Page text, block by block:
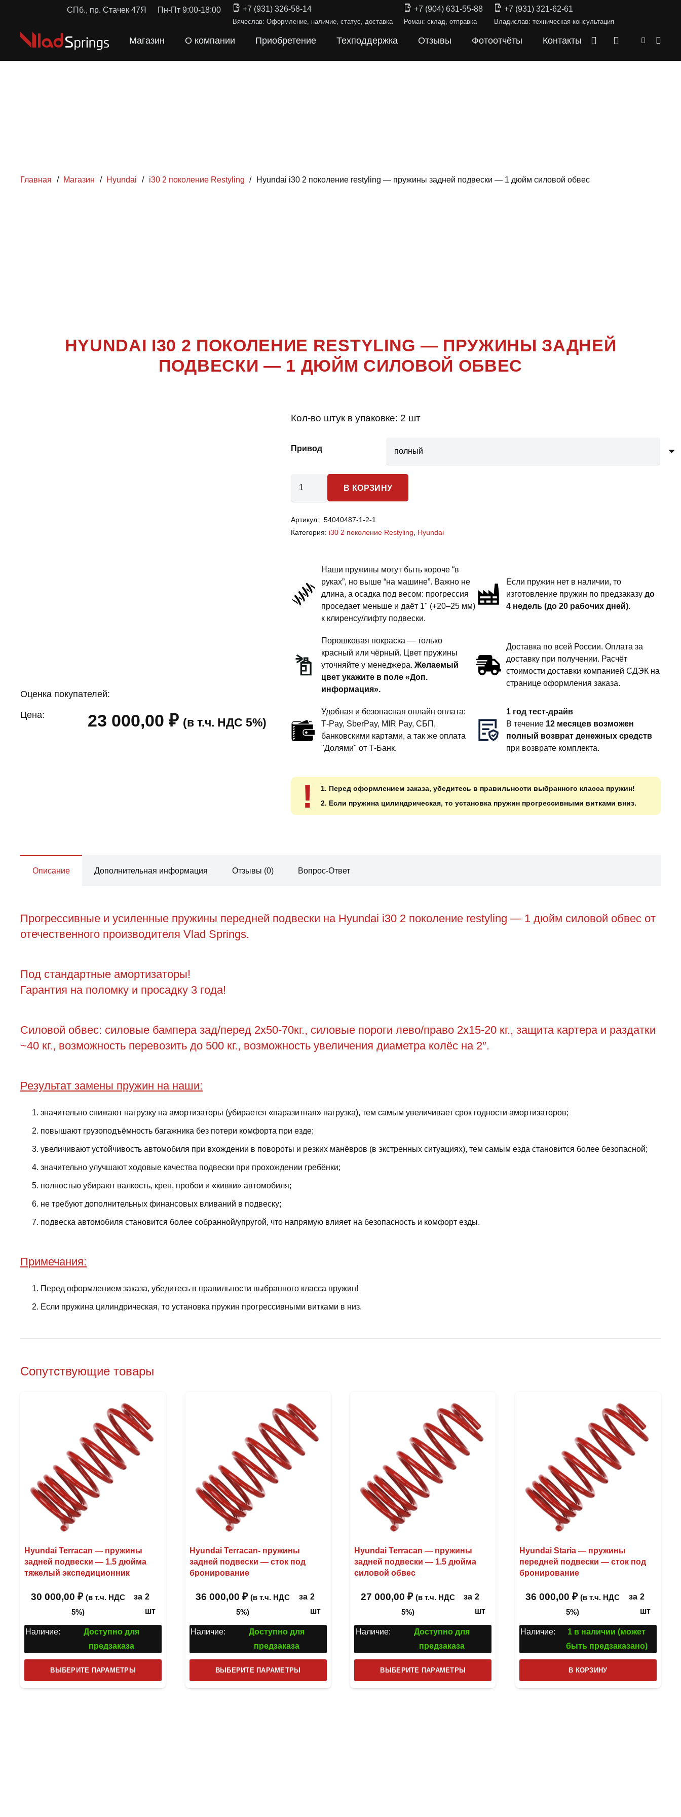
СПб., пр. Стачек 47Я Пн-Пт 9:00-18:00 +7 (931) 326-58-14
Вячеслав: Оформление, наличие, статус, доставка
+7 (904) 631-55-88
Роман: склад, отправка
+7 (931) 321-62-61
Владислав: техническая консультация
Магазин О компании Приобретение Техподдержка Отзывы Фотоотчёты Контакты
Главная / Магазин / Hyundai / i30 2 поколение Restyling / Hyundai i30 2 поколение restyling — пружины задней подвески — 1 дюйм силовой обвес
HYUNDAI
HYUNDAI I30 2 ПОКОЛЕНИЕ RESTYLING — ПРУЖИНЫ ЗАДНЕЙ
ПОДВЕСКИ — 1 ДЮЙМ СИЛОВОЙ ОБВЕС
Оценка покупателей:
Цена: 23 000,00₽ (в т.ч. НДС 5%)
Кол-во штук в упаковке: 2 шт
Привод
i30
2
пружины
задней
подвески
дюйм
силовой
В КОРЗИНУ
Артикул:
54040487-1-2-1
Категория: i30 2 поколение Restyling Hyundai
Наши пружины могут быть короче “в
руках”, но выше “на машине”. Важно не
длина, а осадка под весом: прогрессия
проседает меньше и даёт 1" (+20–25 мм)
к клиренсу/лифту подвески.
Если пружин нет в наличии, то
изготовление пружин по предзаказудо
4 недель (до 20 рабочих дней).
Порошковая покраска — только
красный или чёрный. Цвет пружины
уточняйте у менеджера.Желаемый
цвет укажите в поле «Доп.
информация».
Доставка по всей России. Оплата за
доставку при получении. Расчёт
стоимости доставки компанией СДЭК на
странице оформления заказа.
Удобная и безопасная онлайн оплата:
T‑Pay, SberPay, MIR Pay, СБП,
банковскими картами, а так же оплата
"Долями" от Т-Банк.
1 год тест-драйв
В течение 12 месяцев возможен
полный возврат денежных средств
при возврате комплекта.
!
1. Перед оформлением заказа, убедитесь в правильности выбранного класса пружин!
2. Если пружина цилиндрическая, то установка пружин прогрессивными витками вниз.
Описание Дополнительная информация Отзывы (0) Вопрос-Ответ
Прогрессивные и усиленные пружины передней подвески на Hyundai i30 2 поколение restyling — 1 дюйм силовой обвес от
отечественного производителя Vlad Springs.
Под стандартные амортизаторы!
Гарантия на поломку и просадку 3 года!
Силовой обвес: силовые бампера зад/перед 2х50-70кг., силовые пороги лево/право 2х15-20 кг., защита картера и раздатки
~40 кг., возможность перевозить до 500 кг., возможность увеличения диаметра колёс на 2″.
Результат замены пружин на наши:
значительно снижают нагрузку на амортизаторы (убирается «паразитная» нагрузка), тем самым увеличивает срок годности амортизаторов;
повышают грузоподъёмность багажника без потери комфорта при езде;
увеличивают устойчивость автомобиля при вхождении в повороты и резких манёвров (в экстренных ситуациях), тем самым езда становится более безопасной;
значительно улучшают ходовые качества подвески при прохождении гребёнки;
полностью убирают валкость, крен, пробои и «кивки» автомобиля;
не требуют дополнительных финансовых вливаний в подвеску;
подвеска автомобиля становится более собранной/упругой, что напрямую влияет на безопасность и комфорт езды.
Примечания:
Перед оформлением заказа, убедитесь в правильности выбранного класса пружин!
Если пружина цилиндрическая, то установка пружин прогрессивными витками в низ.
Сопутствующие товары
Hyundai Terracan — пружины
задней подвески — 1.5 дюйма
тяжелый экспедиционник
30 000,00 ₽ (в т.ч. НДС
5%)
за 2
шт
Наличие:
Доступно для
предзаказа
ВЫБЕРИТЕ ПАРАМЕТРЫ
товар
Hyundai Terracan- пружины
задней подвески — сток под
бронирование
36 000,00₽ (в т.ч. НДС
5%)
за 2
шт
Наличие:
Доступно для
предзаказа
ВЫБЕРИТЕ ПАРАМЕТРЫ
товар
Hyundai Terracan — пружины
задней подвески — 1.5 дюйма
силовой обвес
27 000,00 ₽ (в т.ч. НДС
5%)
за 2
шт
Наличие:
Доступно для
предзаказа
ВЫБЕРИТЕ ПАРАМЕТРЫ
товар
Hyundai Staria — пружины
передней подвески — сток под
бронирование
36 000,00₽ (в т.ч. НДС
5%)
за 2
шт
Наличие:
1 в наличии (может
быть предзаказано)
В КОРЗИНУ